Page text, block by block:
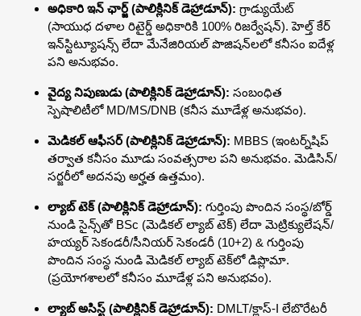
అధికారి ఇన్ ఛార్జ్ (పాలిక్లినిక్ డెహ్రాడూన్): గ్రాడ్యుయేట్
(సాయుధ దళాల రిటైర్డ్ అధికారికి 100% రిజర్వేషన్). హెల్త్ కేర్
ఇన్‌స్టిట్యూషన్స్ లేదా మేనేజిరియల్ పొజిషన్‌లలో కనీసం ఐదేళ్ల
పని అనుభవం.
వైద్య నిపుణుడు (పాలిక్లినిక్ డెహ్రాడూన్): సంబంధిత
స్పెషాలిటీలో MD/MS/DNB (కనీస మూడేళ్ల అనుభవం).
మెడికల్ ఆఫీసర్ (పాలిక్లినిక్ డెహ్రాడూన్): MBBS (ఇంటర్న్‌షిప్
తర్వాత కనీసం మూడు సంవత్సరాల పని అనుభవం. మెడిసిన్/
సర్జరీలో అదనపు అర్హత ఉత్తమం).
ల్యాబ్ టెక్ (పాలిక్లినిక్ డెహ్రాడూన్): గుర్తింపు పొందిన సంస్థ/బోర్డ్
నుండి సైన్స్‌తో BSc (మెడికల్ ల్యాబ్ టెక్) లేదా మెట్రిక్యులేషన్/
హయ్యర్ సెకండరీ/సీనియర్ సెకండరీ (10+2) & గుర్తింపు
పొందిన సంస్థ నుండి మెడికల్ ల్యాబ్ టెక్‌లో డిప్లొమా.
(ప్రయోగశాలలో కనీసం మూడేళ్ల పని అనుభవం).
ల్యాబ్ అసిస్ట్ (పాలిక్లినిక్ డెహ్రాడూన్): DMLT/క్లాస్-I లేబొరేటరీ